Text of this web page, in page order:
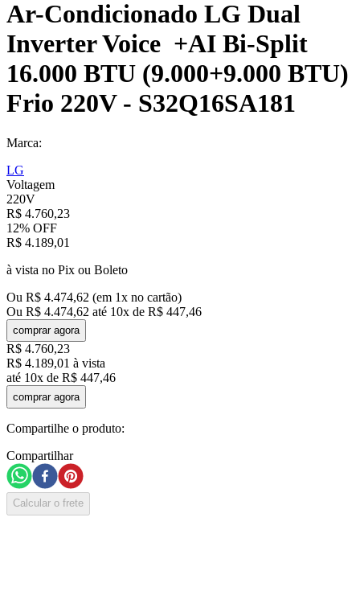
Ar-Condicionado LG Dual
Inverter Voice +AI Bi-Split
16.000 BTU (9.000+9.000 BTU)
Frio 220V - S32Q16SA181
Marca:
LG
Voltagem
220V
R$ 4.760,23
12% OFF
R$ 4.189,01
à vista no Pix ou Boleto
Ou R$ 4.474,62 (em 1x no cartão)
Ou R$ 4.474,62 até 10x de R$ 447,46
comprar agora
R$ 4.760,23
R$ 4.189,01 à vista
até 10x de R$ 447,46
comprar agora
Compartilhe o produto:
Compartilhar
Calcular o frete